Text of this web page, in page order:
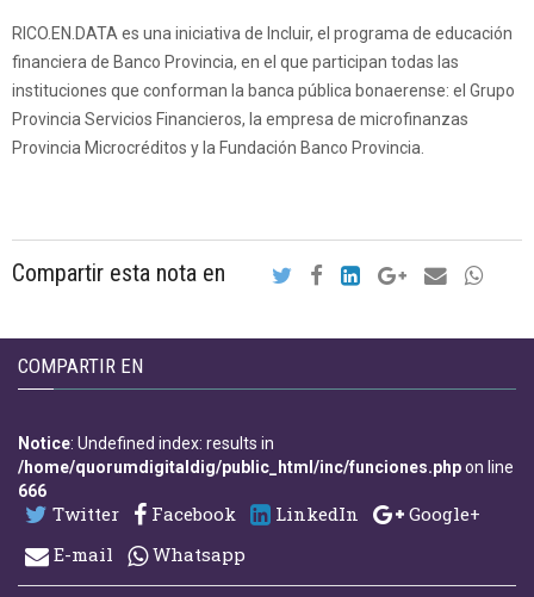
RICO.EN.DATA es una iniciativa de Incluir, el programa de educación
financiera de Banco Provincia, en el que participan todas las
instituciones que conforman la banca pública bonaerense: el Grupo
Provincia Servicios Financieros, la empresa de microfinanzas
Provincia Microcréditos y la Fundación Banco Provincia.
Compartir esta nota en
COMPARTIR EN
Notice: Undefined index: results in
/home/quorumdigitaldig/public_html/inc/funciones.phpon line
666
Twitter Facebook LinkedIn
Google+
E-mail
Whatsapp